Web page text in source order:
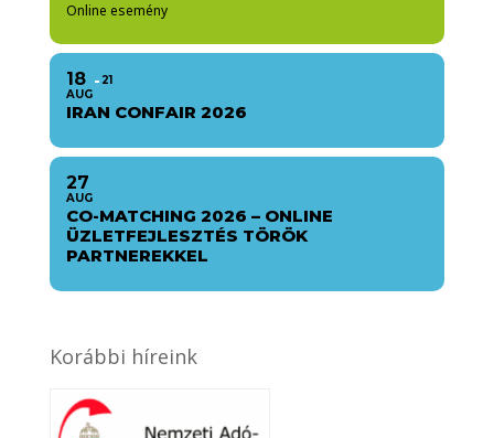
Online esemény
18
AUG
21
IRAN CONFAIR 2026
27
AUG
CO-MATCHING 2026 – ONLINE
ÜZLETFEJLESZTÉS TÖRÖK
PARTNEREKKEL
Korábbi híreink